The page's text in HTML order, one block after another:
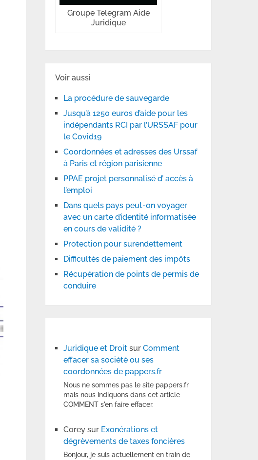
Groupe Telegram Aide
Juridique
Voir aussi
La procédure de sauvegarde
Jusqu’à 1250 euros d’aide pour les
indépendants RCI par l’URSSAF pour
le Covid19
Coordonnées et adresses des Urssaf
à Paris et région parisienne
PPAE projet personnalisé d’ accès à
l’emploi
Dans quels pays peut-on voyager
avec un carte d’identité informatisée
en cours de validité ?
Protection pour surendettement
Difficultés de paiement des impôts
Récupération de points de permis de
conduire
Juridique et Droit surComment
effacer sa société ou ses
coordonnées de pappers.fr
Nous ne sommes pas le site pappers.fr
mais nous indiquons dans cet article
COMMENT s'en faire effacer.
Corey sur Exonérations et
dégrèvements de taxes foncières
Bonjour, je suis actuellement en train de